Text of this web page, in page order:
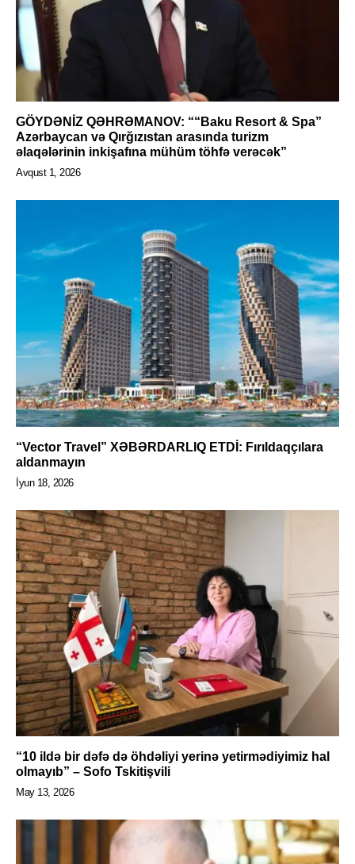
GÖYDƏNİZ QƏHRƏMANOV: ““Baku Resort & Spa”
Azərbaycan və Qırğızıstan arasında turizm
əlaqələrinin inkişafına mühüm töhfə verəcək”
Avqust 1, 2026
“Vector Travel” XƏBƏRDARLIQ ETDİ: Fırıldaqçılara
aldanmayın
İyun 18, 2026
“10 ildə bir dəfə də öhdəliyi yerinə yetirmədiyimiz hal
olmayıb” – Sofo Tskitişvili
May 13, 2026